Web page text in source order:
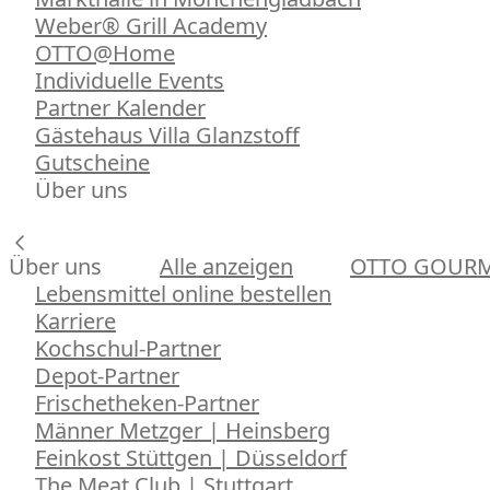
Weber® Grill Academy
OTTO@Home
Individuelle Events
Partner Kalender
Gästehaus Villa Glanzstoff
Gutscheine
Über uns
Über uns Alle anzeigen
OTTO
Lebensmittel online bestellen
Karriere
Kochschul-Partner
Depot-Partner
Frischetheken-Partner
Männer Metzger | Heinsberg
Feinkost Stüttgen | Düsseldorf